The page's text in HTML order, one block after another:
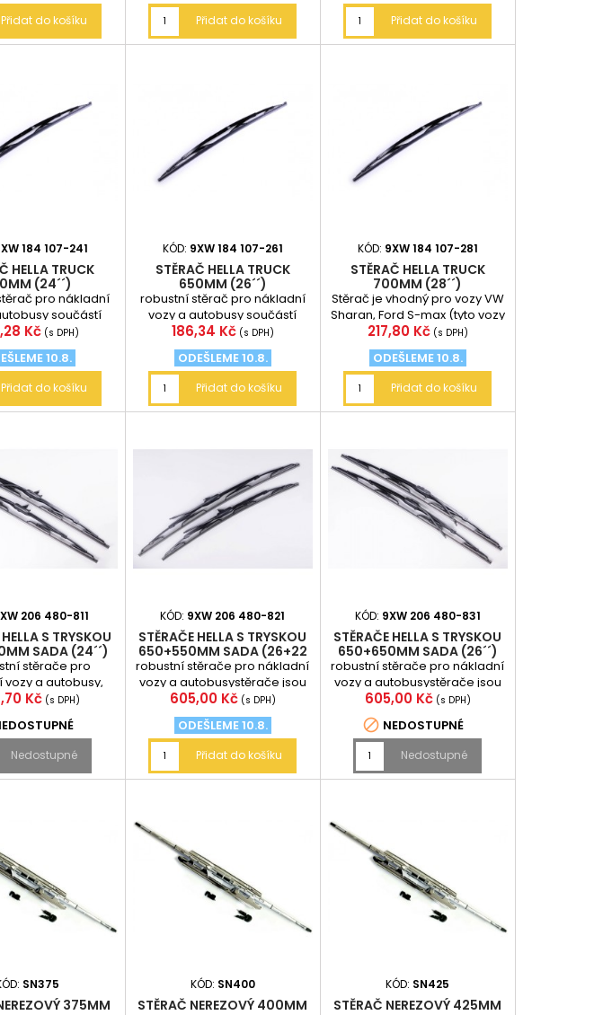
Přidat do košíku Přidat do košíku Přidat do košíku
184 107-241
HELLA TRUCK
(24´´)
pro nákladní
součástí
adaptéry pro
12mm...
Kč (s DPH)
10.8.
Přidat do košíku
KÓD: 9XW 184 107-261
STĚRAČ HELLA TRUCK
650MM (26´´)
robustní stěrač pro nákladní
vozy a autobusy součástí
balení jsou adaptéry pro
raménka 12mm...
Cena
186,34 Kč (s DPH)
ODEŠLEME 10.8.
Přidat do košíku
KÓD: 9XW 184 107-281
STĚRAČ HELLA TRUCK
700MM (28´´)
Stěrač je vhodný pro vozy VW
Sharan, Ford S-max (tyto vozy
mají raménko 12mm
široké)robustní...
Cena
217,80 Kč (s DPH)
ODEŠLEME 10.8.
Přidat do košíku
206 480-811
S TRYSKOU
SADA (24´´)
stěrače pro
vozy a autobusy,
jsou vybaveny
se čtyřmi tryskami,
Kč (s DPH)
Nedostupné
KÓD: 9XW 206 480-821
STĚRAČE HELLA S TRYSKOU
650+550MM SADA (26+22
´´)
robustní stěrače pro nákladní
vozy a autobusystěrače jsou
vybaveny ostřikovači se čtyřmi
tryskamiuchycení...
Cena
605,00 Kč (s DPH)
ODEŠLEME 10.8.
Přidat do košíku
KÓD: 9XW 206 480-831
STĚRAČE HELLA S TRYSKOU
650+650MM SADA (26´´)
robustní stěrače pro nákladní
vozy a autobusystěrače jsou
vybaveny ostřikovači se čtyřmi
tryskamiuchycení...
Cena
605,00 Kč (s DPH)
 NEDOSTUPNÉ
Nedostupné
SN375
375MM
KÓD: SN400
STĚRAČ NEREZOVÝ 400MM
KÓD: SN425
STĚRAČ NEREZOVÝ 425MM